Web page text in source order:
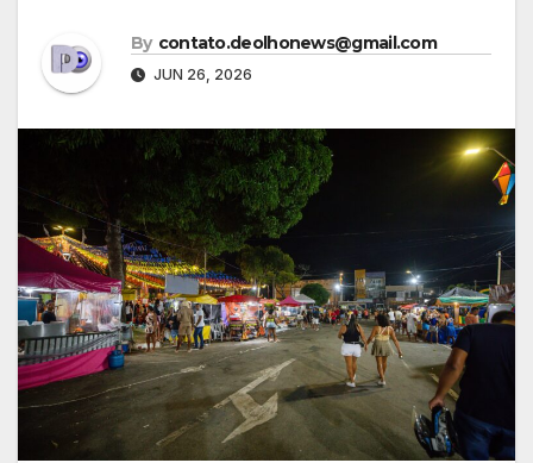
By contato.deolhonews@gmail.com
JUN 26, 2026